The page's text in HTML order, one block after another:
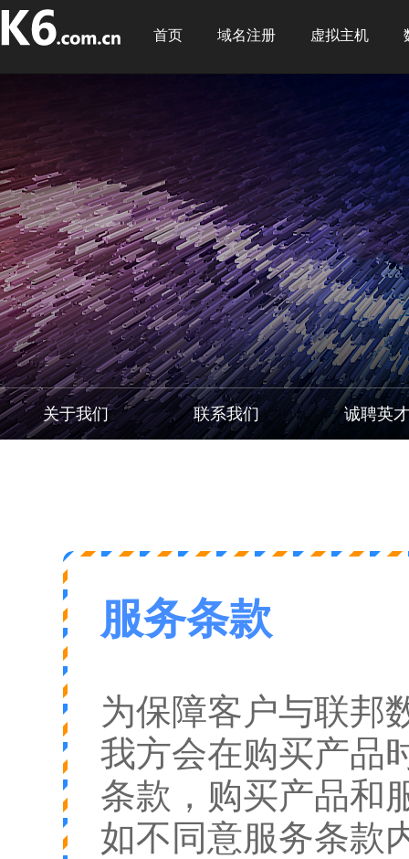
首页 域名注册 虚拟主机
关于我们 联系我们 诚聘英才
服务条款
为保障客户与联邦
我方会在购买产品
条款，购买产品和
如不同意服务条款